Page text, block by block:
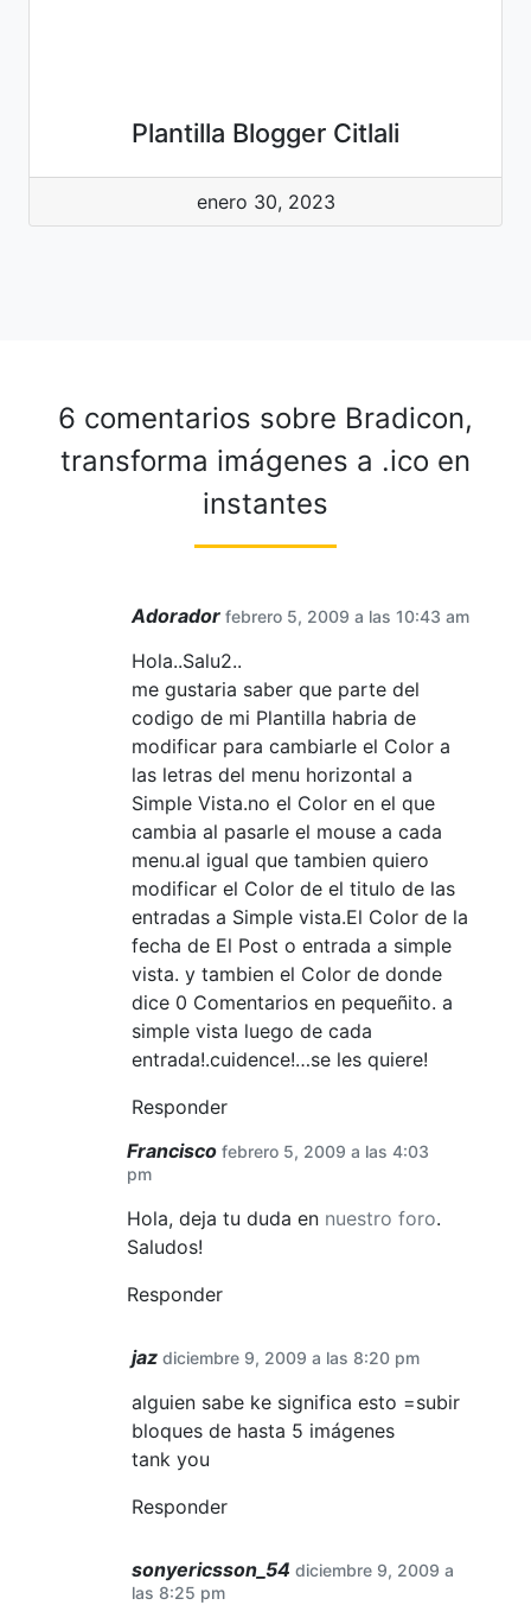
Plantilla Blogger Citlali
enero 30, 2023
6 comentarios sobre Bradicon,
transforma imágenes a .ico en
instantes
Adorador febrero 5, 2009 a las 10:43 am
Hola..Salu2..
me gustaria saber que parte del
codigo de mi Plantilla habria de
modificar para cambiarle el Color a
las letras del menu horizontal a
Simple Vista.no el Color en el que
cambia al pasarle el mouse a cada
menu.al igual que tambien quiero
modificar el Color de el titulo de las
entradas a Simple vista.El Color de la
fecha de El Post o entrada a simple
vista. y tambien el Color de donde
dice 0 Comentarios en pequeñito. a
simple vista luego de cada
entrada!.cuidence!…se les quiere!
Responder
Francisco febrero 5, 2009 a las 4:03
pm
Hola, deja tu duda en nuestro foro.
Saludos!
Responder
jaz diciembre 9, 2009 a las 8:20 pm
alguien sabe ke significa esto =subir
bloques de hasta 5 imágenes
tank you
Responder
sonyericsson_54 diciembre 9, 2009 a
las 8:25 pm